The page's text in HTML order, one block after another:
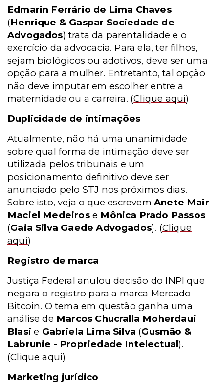
Edmarin Ferrário de Lima Chaves
(Henrique & Gaspar Sociedade de
Advogados) trata da parentalidade e o
exercício da advocacia. Para ela, ter filhos,
sejam biológicos ou adotivos, deve ser uma
opção para a mulher. Entretanto, tal opção
não deve imputar em escolher entre a
maternidade ou a carreira. (Clique aqui)
Duplicidade de intimações
Atualmente, não há uma unanimidade
sobre qual forma de intimação deve ser
utilizada pelos tribunais e um
posicionamento definitivo deve ser
anunciado pelo STJ nos próximos dias.
Sobre isto, veja o que escrevem Anete Mair
Maciel Medeirose Mônica Prado Passos
(Gaia Silva Gaede Advogados). (Clique
aqui)
Registro de marca
Justiça Federal anulou decisão do INPI que
negara o registro para a marca Mercado
Bitcoin. O tema em questão ganha uma
análise de Marcos Chucralla Moherdaui
Blasi e Gabriela Lima Silva (Gusmão &
Labrunie - Propriedade Intelectual).
(Clique aqui)
Marketing jurídico